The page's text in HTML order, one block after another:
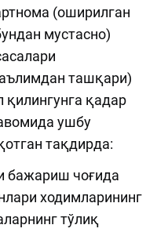
(оширилган
мустасно)
ташқари)
қадар
ушбу
тақдирда:
бажариш чоғида
ходимларининг
тўлиқ